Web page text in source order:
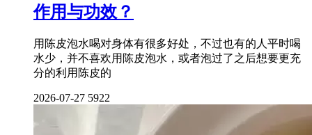
作用与功效？
用陈皮泡水喝对身体有很多好处，不过也有的人平时喝
水少，并不喜欢用陈皮泡水，或者泡过了之后想要更充
分的利用陈皮的
2026-07-27 5922